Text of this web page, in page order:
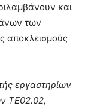
και
των
αποκλεισμούς
εργαστηρίων
ΤΕ02.02,